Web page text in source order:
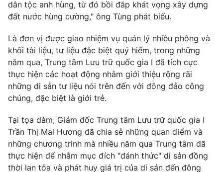
® Cấm sao chép dưới mọi hình thức nếu không có sự chấp
thuận bằng văn bản. Ghi rõ nguồn VTV.vn khi phát hành lại
thông tin từ website này.
dân tộc anh hùng, từ đó bồi đắp khát vọng xây dựng
đất nước hùng cường," ông Tùng phát biểu.
Là đơn vị được giao nhiệm vụ quản lý nhiều phông và
khối tài liệu, tư liệu đặc biệt quý hiếm, trong những
năm qua, Trung tâm Lưu trữ quốc gia I đã tích cực
thực hiện các hoạt động nhằm giới thiệu rộng rãi
những di sản tư liệu nói trên đến với đông đảo công
chúng, đặc biệt là giới trẻ.
Tại tọa đàm, Giám đốc Trung tâm Lưu trữ quốc gia I
Trần Thị Mai Hương đã chia sẻ những quan điểm và
những chương trình mà nhiều năm qua Trung tâm đã
thực hiện để nhằm mục đích "đánh thức" di sản đồng
thời lan tỏa và phát huy giá trị của di sản đến đông